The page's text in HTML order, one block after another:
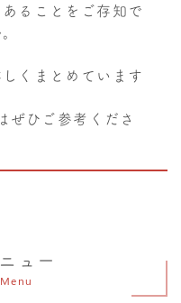
ることをご存知で
くまとめています
ぜひご参考くださ
ュー